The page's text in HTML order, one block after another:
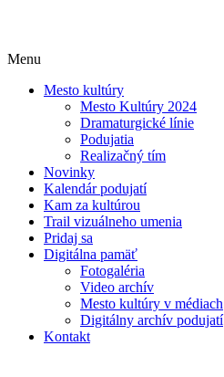
Menu
Mesto kultúry
Mesto Kultúry 2024
Dramaturgické línie
Podujatia
Realizačný tím
Novinky
Kalendár podujatí
Kam za kultúrou
Trail vizuálneho umenia
Pridaj sa
Digitálna pamäť
Fotogaléria
Video archív
Mesto kultúry v médiach
Digitálny archív podujatí
Kontakt